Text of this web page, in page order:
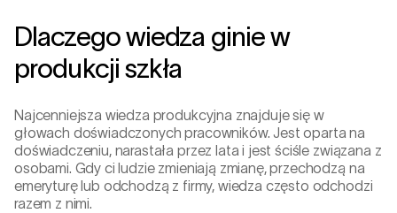
Dlaczego wiedza ginie w
produkcji szkła
Najcenniejsza wiedza produkcyjna znajduje się w
głowach doświadczonych pracowników. Jest oparta na
doświadczeniu, narastała przez lata i jest ściśle związana z
osobami. Gdy ci ludzie zmieniają zmianę, przechodzą na
emeryturę lub odchodzą z firmy, wiedza często odchodzi
razem z nimi.